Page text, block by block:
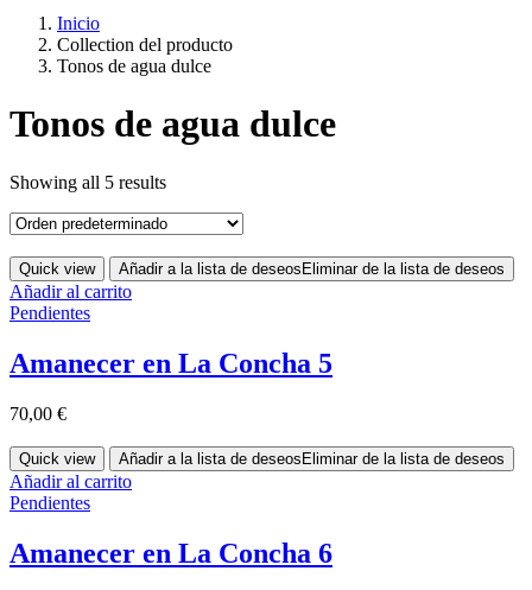
Inicio
Collection del producto
Tonos de agua dulce
Tonos de agua dulce
Showing all 5 results
Quick view Añadir a la lista de deseos Eliminar de la lista de deseos
Añadir al carrito
Pendientes
Amanecer en La Concha 5
70,00 €
Quick view Añadir a la lista de deseosEliminar de la lista de deseos
Añadir al carrito
Pendientes
Amanecer en La Concha 6